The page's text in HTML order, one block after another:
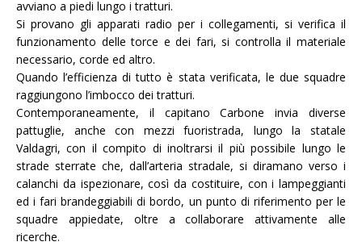
avviano a piedi lungo i tratturi.
Si provano gli apparati radio per i collegamenti, si verifica il
funzionamento delle torce e dei fari, si controlla il materiale
necessario, corde ed altro.
Quando l’efficienza di tutto è stata verificata, le due squadre
raggiungono l’imbocco dei tratturi.
Contemporaneamente, il capitano Carbone invia diverse
pattuglie, anche con mezzi fuoristrada, lungo la statale
Valdagri, con il compito di inoltrarsi il più possibile lungo le
strade sterrate che, dall’arteria stradale, si diramano verso i
calanchi da ispezionare, così da costituire, con i lampeggianti
ed i fari brandeggiabili di bordo, un punto di riferimento per le
squadre appiedate, oltre a collaborare attivamente alle
ricerche.